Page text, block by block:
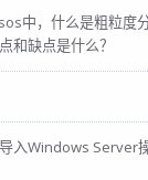
中，什么是粗粒度
和缺点是什么？
入Windows Server